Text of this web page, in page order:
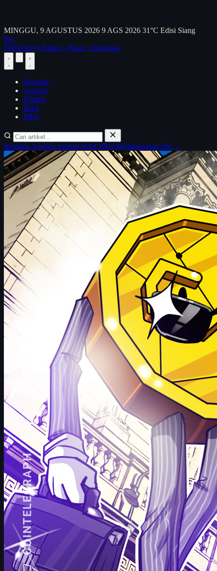
MINGGU, 9 AGUSTUS 2026 9 AGS 2026 31°C Edisi Siang
Pro
FEEDberry Bisnis · Pasar · Indonesia
Beranda
Analisis
Emiten
Brief
PRO
Beranda Analisis Emiten BriefPRO Berlangganan Pro →